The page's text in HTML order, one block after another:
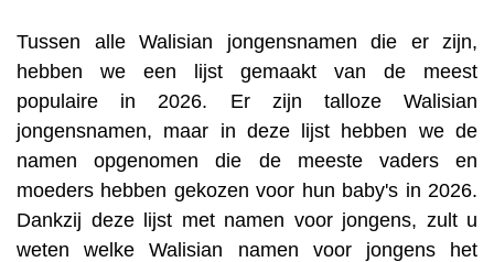
Tussen alle Walisian jongensnamen die er zijn,
hebben we een lijst gemaakt van de meest
populaire in 2026. Er zijn talloze Walisian
jongensnamen, maar in deze lijst hebben we de
namen opgenomen die de meeste vaders en
moeders hebben gekozen voor hun baby's in 2026.
Dankzij deze lijst met namen voor jongens, zult u
weten welke Walisian namen voor jongens het